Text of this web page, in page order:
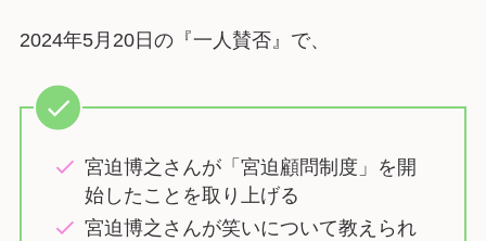
2024年5月20日の『一人賛否』で、
宮迫博之さんが「宮迫顧問制度」を開
始したことを取り上げる
宮迫博之さんが笑いについて教えられ